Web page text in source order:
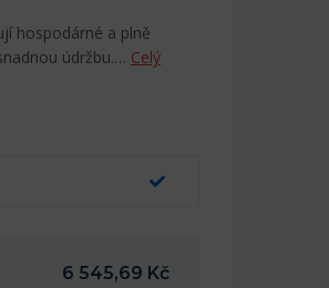
hospodárné a plně
údržbu.… Celý
6 545,69 Kč